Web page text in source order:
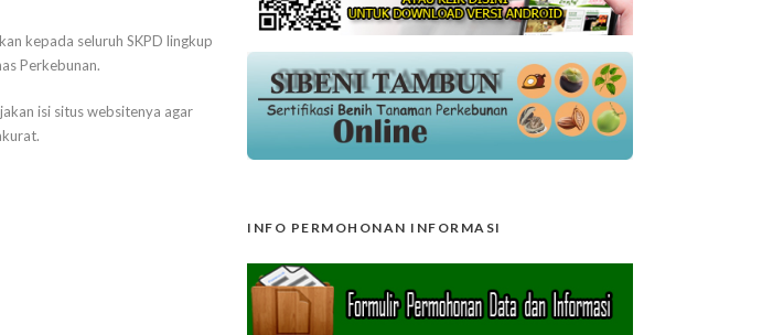
kepada seluruh SKPD lingkup
Perkebunan.
isi situs websitenya agar
INFO PERMOHONAN INFORMASI